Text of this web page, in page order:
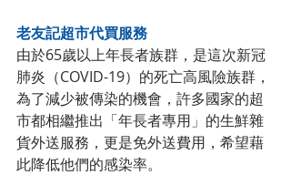
老友記超市代買服務
由於65歲以上年長者族群，是這次新冠
肺炎（COVID-19）的死亡高風險族群，
為了減少被傳染的機會，許多國家的超
市都相繼推出「年長者專用」的生鮮雜
貨外送服務，更是免外送費用，希望藉
此降低他們的感染率。